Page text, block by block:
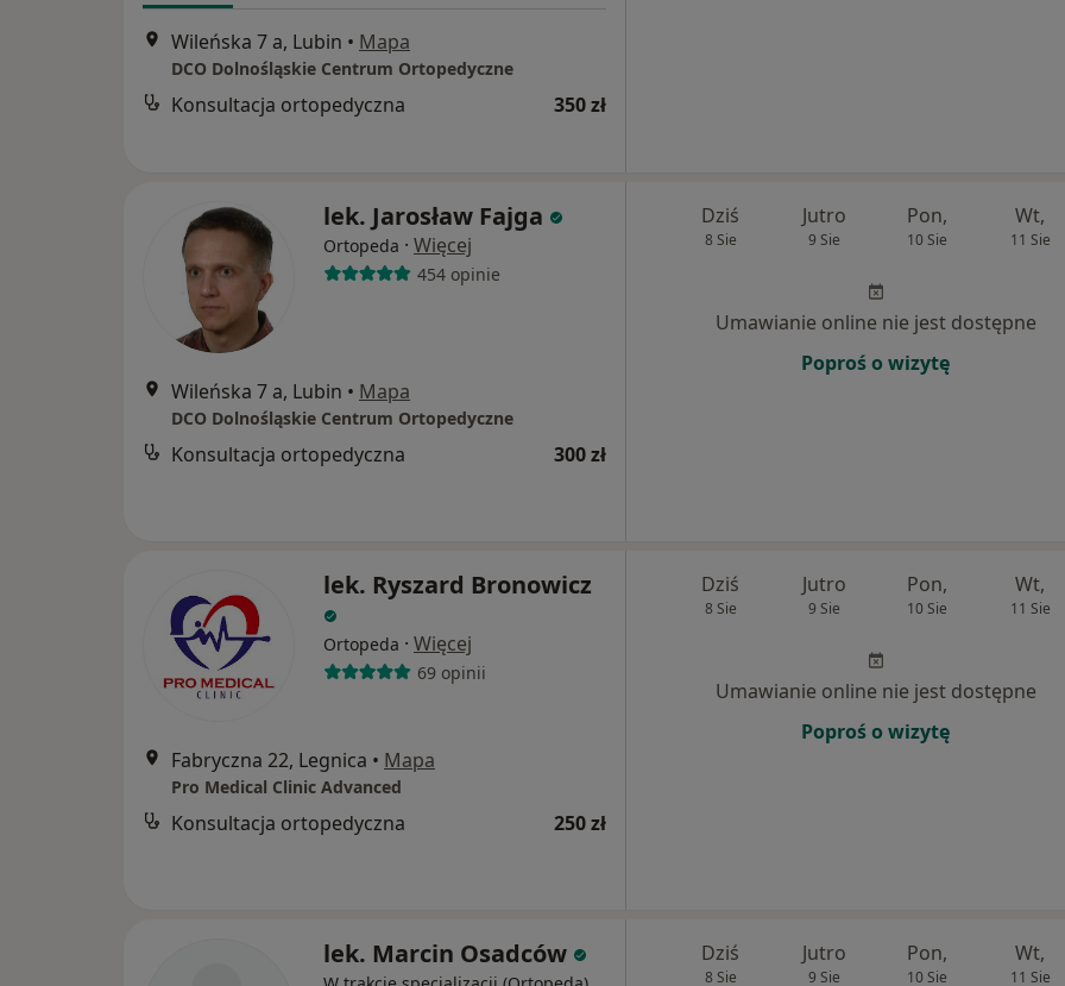
Wileńska 7 a, Lubin • Mapa
DCO Dolnośląskie Centrum Ortopedyczne
Konsultacja ortopedyczna 350 zł
lek. Jarosław Fajga
Ortopeda · Więcej
454 opinie
Wileńska 7 a, Lubin • Mapa
DCO Dolnośląskie Centrum Ortopedyczne
Konsultacja ortopedyczna 300 zł
Dziś
8 Sie
Jutro
9 Sie
Pon,
10 Sie
Wt,
11 Sie
Umawianie online nie jest dostępne
Poproś o wizytę
lek. Ryszard Bronowicz
Ortopeda · Więcej
69 opinii
Fabryczna 22, Legnica • Mapa
Pro Medical Clinic Advanced
Konsultacja ortopedyczna 250 zł
Dziś
8 Sie
Jutro
9 Sie
Pon,
10 Sie
Wt,
11 Sie
Umawianie online nie jest dostępne
Poproś o wizytę
lek. Marcin Osadców Dziś
8 Sie
Jutro
9 Sie
Pon,
10 Sie
Wt,
11 Sie